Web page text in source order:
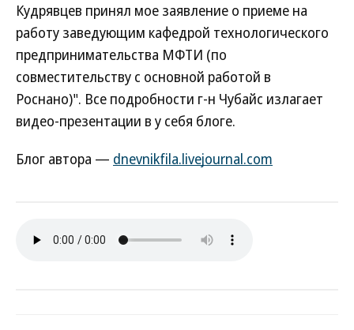
Кудрявцев принял мое заявление о приеме на
работу заведующим кафедрой технологического
предпринимательства МФТИ (по
совместительству с основной работой в
Роснано)". Все подробности г-н Чубайс излагает
видео-презентации в у себя блоге.
Блог автора — dnevnikfila.livejournal.com